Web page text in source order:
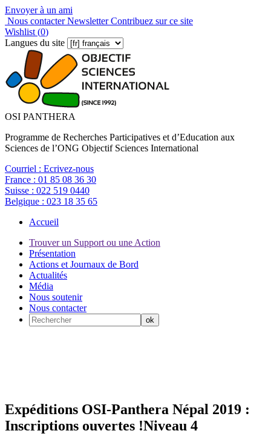
Envoyer à un ami
Nous contacterNewsletterContribuez sur ce site
Wishlist (0)
Langues du site
OSI PANTHERA
Programme de Recherches Participatives et d’Education aux
Sciences de l’ONG Objectif Sciences International
Courriel : Ecrivez-nous
France : 01 85 08 36 30
Suisse : 022 519 0440
Belgique : 023 18 35 65
Accueil
Trouver un Support ou une Action
Présentation
Actions et Journaux de Bord
Actualités
Média
Nous soutenir
Nous contacter
Expéditions OSI-Panthera Népal 2019 :
Inscriptions ouvertes !Niveau 4